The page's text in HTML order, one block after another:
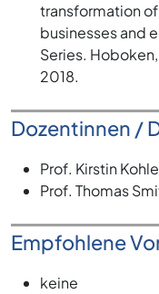
transformation
businesses and
Series.
2018.
Dozentinnen /
Prof. Kirstin
Prof. Thomas
Empfohlene
keine